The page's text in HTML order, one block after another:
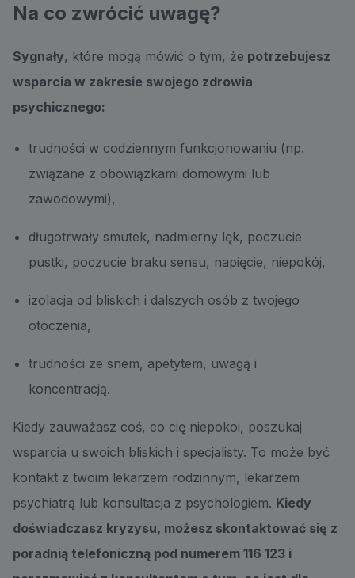
Na co zwrócić uwagę?
Sygnały, które mogą mówić o tym, że potrzebujesz
wsparcia w zakresie swojego zdrowia
psychicznego:
trudności w codziennym funkcjonowaniu (np.
związane z obowiązkami domowymi lub
zawodowymi),
długotrwały smutek, nadmierny lęk, poczucie
pustki, poczucie braku sensu, napięcie, niepokój,
izolacja od bliskich i dalszych osób z twojego
otoczenia,
trudności ze snem, apetytem, uwagą i
koncentracją.
Kiedy zauważasz coś, co cię niepokoi, poszukaj
wsparcia u swoich bliskich i specjalisty. To może być
kontakt z twoim lekarzem rodzinnym, lekarzem
psychiatrą lub konsultacja z psychologiem. Kiedy
doświadczasz kryzysu, możesz skontaktować się z
poradnią telefoniczną pod numerem 116 123 i